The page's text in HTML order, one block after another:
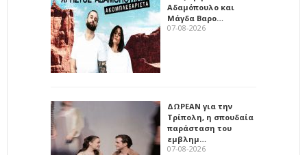
Αδαμόπουλο και
Μάγδα Βαρο…
07-08-2026
ΔΩΡΕΑΝ για την
Τρίπολη, η σπουδαία
παράσταση του
εμβλημ…
07-08-2026